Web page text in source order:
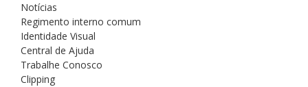
Notícias
Regimento interno comum
Identidade Visual
Central de Ajuda
Trabalhe Conosco
Clipping